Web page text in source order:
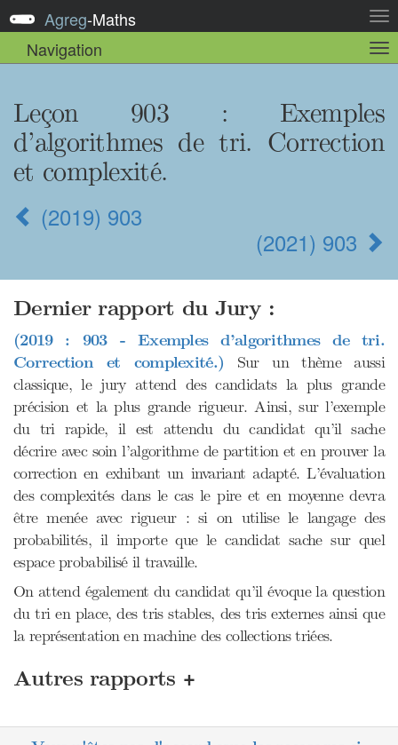
la
Agreg-Maths
Navigation
la
Leçon 903 : Exemples
d’algorithmes de tri. Correction
et complexité.
(2019) 903
(2021) 903
Dernier rapport du Jury :
(2019 : 903 - Exemples d’algorithmes de tri.
Correction et complexité.) Sur un thème aussi
classique, le jury attend des candidats la plus grande
précision et la plus grande rigueur. Ainsi, sur l’exemple
du tri rapide, il est attendu du candidat qu’il sache
décrire avec soin l’algorithme de partition et en prouver la
correction en exhibant un invariant adapté. L’évaluation
des complexités dans le cas le pire et en moyenne devra
être menée avec rigueur : si on utilise le langage des
probabilités, il importe que le candidat sache sur quel
espace probabilisé il travaille.
On attend également du candidat qu’il évoque la question
du tri en place, des tris stables, des tris externes ainsi que
la représentation en machine des collections triées.
Autres rapports +